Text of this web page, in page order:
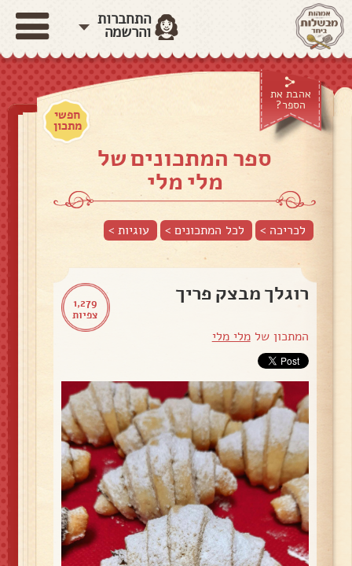
התחברות
והרשמה
אהבת את
הספר?
חפשי
מתכון
ספר המתכונים של
מלי מלי
לכריכה > לכל המתכונים > עוגיות>
1,279
צפיות
רוגלך מבצק פריך
המתכון שלמלי מלי